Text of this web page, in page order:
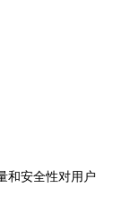
和安全性对用户